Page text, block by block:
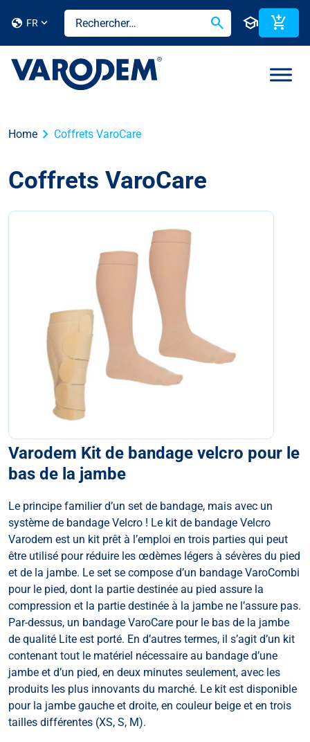
globe FR search school add_shopping_cart
Home chevron_right Coffrets VaroCare
Coffrets VaroCare
Varodem Kit de bandage velcro pour le
bas de la jambe
Le principe familier d’un set de bandage, mais avec un
système de bandage Velcro ! Le kit de bandage Velcro
Varodem est un kit prêt à l’emploi en trois parties qui peut
être utilisé pour réduire les œdèmes légers à sévères du pied
et de la jambe. Le set se compose d’un bandage VaroCombi
pour le pied, dont la partie destinée au pied assure la
compression et la partie destinée à la jambe ne l’assure pas.
Par-dessus, un bandage VaroCare pour le bas de la jambe
de qualité Lite est porté. En d’autres termes, il s’agit d’un kit
contenant tout le matériel nécessaire au bandage d’une
jambe et d’un pied, en deux minutes seulement, avec les
produits les plus innovants du marché. Le kit est disponible
pour la jambe gauche et droite, en couleur beige et en trois
tailles différentes (XS, S, M).